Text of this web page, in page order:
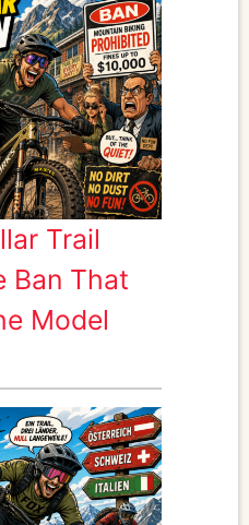
Trail
Ban That
Model